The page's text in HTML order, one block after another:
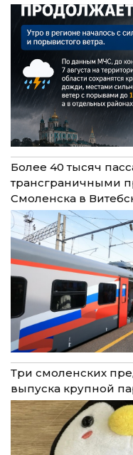
Более 40 тысяч
трансграничными
Смоленска в
Три смоленских
выпуска крупной